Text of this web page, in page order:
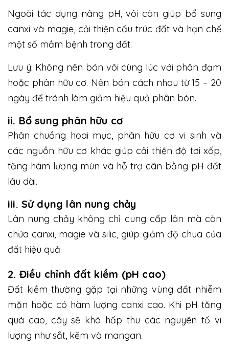
Ngoài tác dụng nâng pH, vôi còn giúp bổ sung
canxi và magie, cải thiện cấu trúc đất và hạn chế
một số mầm bệnh trong đất.
Lưu ý: Không nên bón vôi cùng lúc với phân đạm
hoặc phân hữu cơ. Nên bón cách nhau từ 15 – 20
ngày để tránh làm giảm hiệu quả phân bón.
ii. Bổ sung phân hữu cơ
Phân chuồng hoai mục, phân hữu cơ vi sinh và
các nguồn hữu cơ khác giúp cải thiện độ tơi xốp,
tăng hàm lượng mùn và hỗ trợ cân bằng pH đất
lâu dài.
iii. Sử dụng lân nung chảy
Lân nung chảy không chỉ cung cấp lân mà còn
chứa canxi, magie và silic, giúp giảm độ chua của
đất hiệu quả.
2. Điều chỉnh đất kiềm (pH cao)
Đất kiềm thường gặp tại những vùng đất nhiễm
mặn hoặc có hàm lượng canxi cao. Khi pH tăng
quá cao, cây sẽ khó hấp thu các nguyên tố vi
lượng như sắt, kẽm và mangan.